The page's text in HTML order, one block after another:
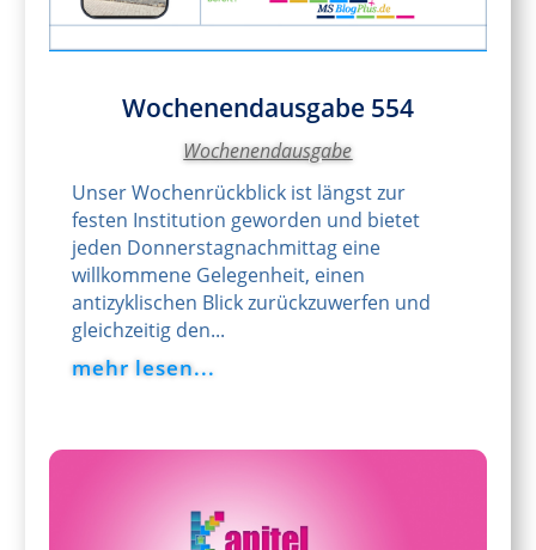
Wochenendausgabe 554
Wochenendausgabe
Unser Wochenrückblick ist längst zur
festen Institution geworden und bietet
jeden Donnerstagnachmittag eine
willkommene Gelegenheit, einen
antizyklischen Blick zurückzuwerfen und
gleichzeitig den...
mehr lesen...